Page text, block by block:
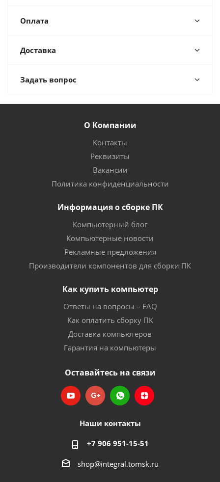
Оплата
Доставка
Задать вопрос
О Компании
Контакты
Реквизиты
Вакансии
Политика конфиденциальности
Информация о сборке ПК
Компьютерный блог
Компьютерные новости
Рекламные предложения
Производители компонентов для сборки ПК
Как купить компьютер
Ответы на вопросы – FAQ
Как оплатить сборку ПК
Доставка компьютеров
Гарантия на компьютеры
Оставайтесь на связи
Наши контакты
+7 906 951-15-51
shop@integral.tomsk.ru